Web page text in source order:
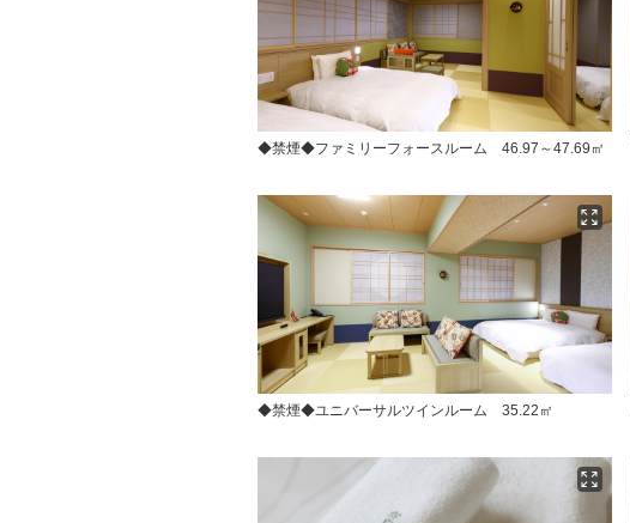
◆禁煙◆ファミリーフォースルーム 46.97～47.69㎡
◆禁煙◆ユニバーサルツインルーム 35.22㎡